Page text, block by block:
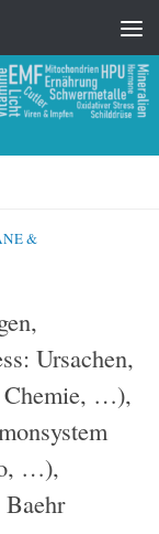
&
Ursachen,
Chemie, …),
…),